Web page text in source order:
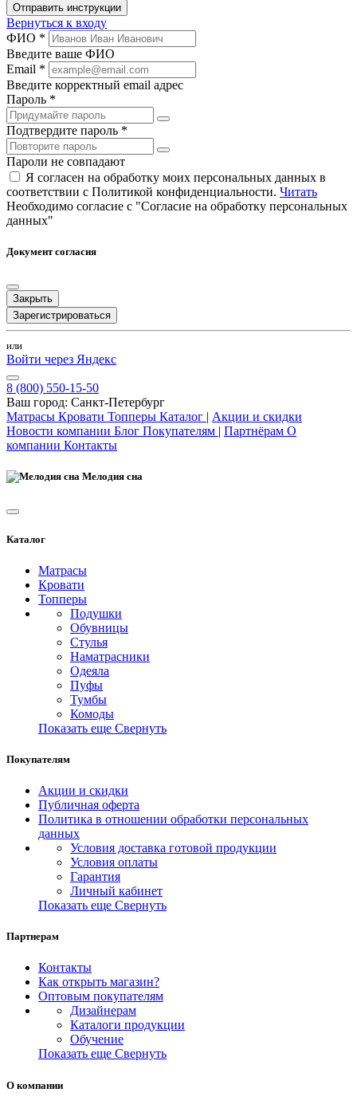
Отправить инструкции
Вернуться к входу
ФИО *
Введите ваше ФИО
Email *
Введите корректный email адрес
Пароль *
Подтвердите пароль *
Пароли не совпадают
Я согласен на обработку моих персональных данных в
соответствии с Политикой конфиденциальности. Читать
Необходимо согласие с "Согласие на обработку персональных
данных"
Документ согласия
Закрыть
Зарегистрироваться
или
Войти через Яндекс
8 (800) 550-15-50
Ваш город: Санкт-Петербург
Матрасы Кровати Топперы Каталог | Акции и скидки
Новости компании Блог Покупателям | Партнёрам О
компании Контакты
Мелодия сна
Каталог
Матрасы
Кровати
Топперы
Подушки
Обувницы
Стулья
Наматрасники
Одеяла
Пуфы
Тумбы
Комоды
Показать еще Свернуть
Покупателям
Акции и скидки
Публичная оферта
Политика в отношении обработки персональных
данных
Условия доставка готовой продукции
Условия оплаты
Гарантия
Личный кабинет
Показать еще Свернуть
Партнерам
Контакты
Как открыть магазин?
Оптовым покупателям
Дизайнерам
Каталоги продукции
Обучение
Показать еще Свернуть
О компании